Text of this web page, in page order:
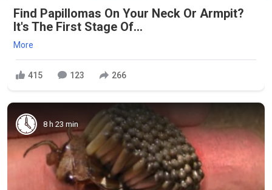
Find Papillomas On Your Neck Or Armpit?
It's The First Stage Of...
More
415 123 266
8 h 23 min